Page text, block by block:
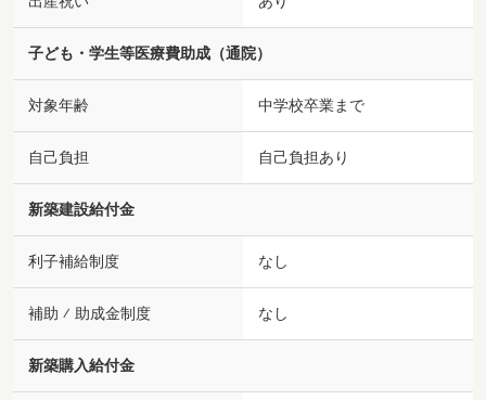
子ども・学生等医療費助成（通院）
対象年齢 中学校卒業まで
自己負担 自己負担あり
新築建設給付金
利子補給制度 なし
補助 ⁄ 助成金制度 なし
新築購入給付金